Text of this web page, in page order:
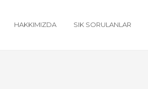
HAKKIMIZDA SIK SORULANLAR